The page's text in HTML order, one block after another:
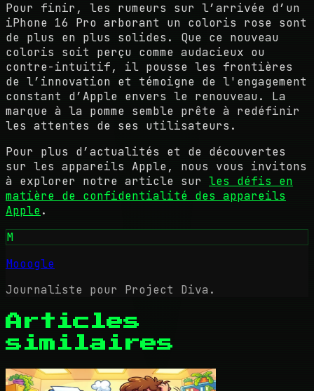
Pour finir, les rumeurs sur l’arrivée d’un
iPhone 16 Pro arborant un coloris rose sont
de plus en plus solides. Que ce nouveau
coloris soit perçu comme audacieux ou
contre-intuitif, il pousse les frontières
de l’innovation et témoigne de l'engagement
constant d’Apple envers le renouveau. La
marque à la pomme semble prête à redéfinir
les attentes de ses utilisateurs.
Pour plus d’actualités et de découvertes
sur les appareils Apple, nous vous invitons
à explorer notre article sur les défis en
matière de confidentialité des appareils
Apple.
M
Mooogle
Journaliste pour Project Diva.
Articles
similaires